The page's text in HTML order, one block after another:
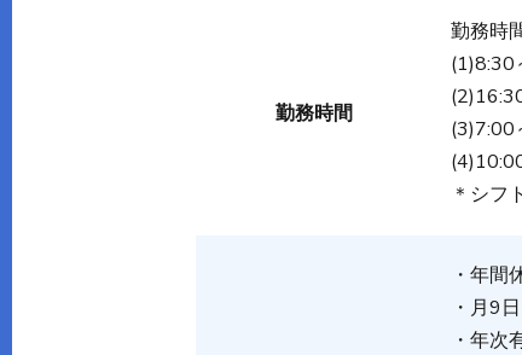
勤務時間
勤務時
(1)8:30
(3)7:00
＊シフ
・年間
・月9
・年次